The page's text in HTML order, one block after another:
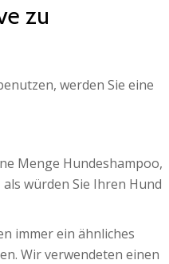
zu
werden Sie eine
Menge Hundeshampoo,
würden Sie Ihren Hund
immer ein ähnliches
Wir verwendeten einen